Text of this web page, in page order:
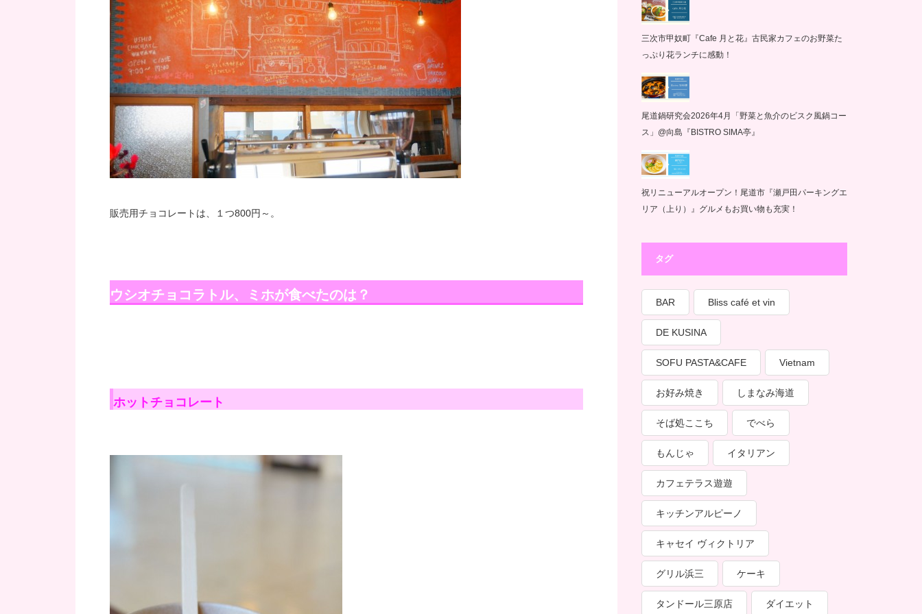
販売用チョコレートは、１つ800円～。
ウシオチョコラトル、ミホが食べたのは？
ホットチョコレート
三次市甲奴町『Cafe 月と花』古民家カフェのお野菜た
っぷり花ランチに感動！
尾道鍋研究会2026年4月「野菜と魚介のビスク風鍋コー
ス」@向島『BISTRO SIMA亭』
祝リニューアルオープン！尾道市『瀬戸田パーキングエ
リア（上り）』グルメもお買い物も充実！
タグ
BAR Bliss café et vin
DE KUSINA
SOFU PASTA&CAFE Vietnam
お好み焼き しまなみ海道
そば処ここち でべら
もんじゃ イタリアン
カフェテラス遊遊
キッチンアルピーノ
キャセイ ヴィクトリア
グリル浜三 ケーキ
タンドール三原店 ダイエット